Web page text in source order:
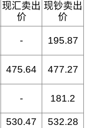
现汇卖出
价
现钞卖出
价
- 195.87
475.64 477.27
- 181.2
530.47
532.28